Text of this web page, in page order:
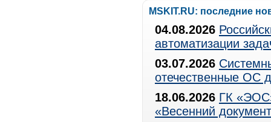
MSKIT.RU: последние
04.08.2026
автоматизации
03.07.2026
отечественные ОС
18.06.2026 ГК
«Весенний